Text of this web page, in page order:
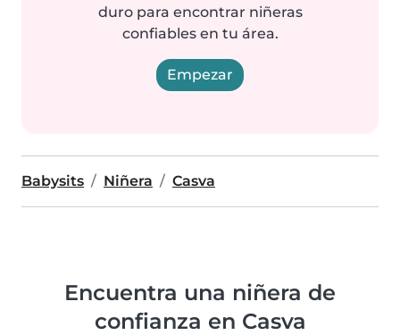
duro para encontrar niñeras
confiables en tu área.
Empezar
Babysits Niñera Casva
Encuentra una niñera de
confianza en Casva